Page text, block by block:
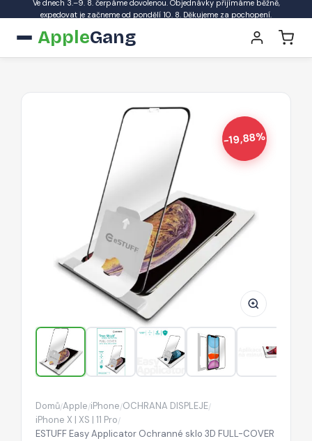
Ve dnech 3.–9. 8. čerpáme dovolenou. Objednávky přijímáme běžně,
expedovat je začneme od pondělí 10. 8. Děkujeme za pochopení.
AppleGang
-19,88%
ESTUFF
Easy
Applicator
Ochranné
sklo
3D
FULL-
COVER
0.3mm
pro
montážní
Domů/Apple/iPhone/OCHRANA DISPLEJE/
iPhone X | XS | 11 Pro/
ESTUFF Easy Applicator Ochranné sklo 3D FULL-COVER